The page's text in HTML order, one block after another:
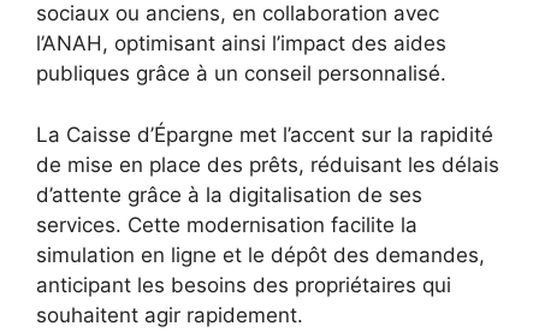
sociaux ou anciens, en collaboration avec
l’ANAH, optimisant ainsi l’impact des aides
publiques grâce à un conseil personnalisé.
La Caisse d’Épargne met l’accent sur la rapidité
de mise en place des prêts, réduisant les délais
d’attente grâce à la digitalisation de ses
services. Cette modernisation facilite la
simulation en ligne et le dépôt des demandes,
anticipant les besoins des propriétaires qui
souhaitent agir rapidement.